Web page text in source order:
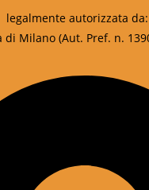
legalmente autorizzata da:
di Milano (Aut. Pref. n.